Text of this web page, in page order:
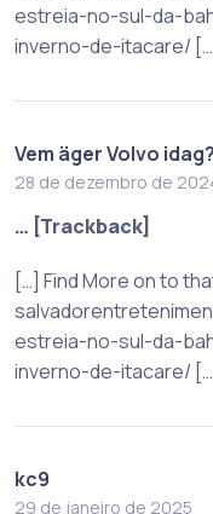
estreia-no-sul-da-
inverno-de-itacare/
Vem äger Volvo idag?
28 de dezembro de
… [Trackback]
[…] Find More on to
estreia-no-sul-da-
inverno-de-itacare/
kc9
29 de janeiro de 2025